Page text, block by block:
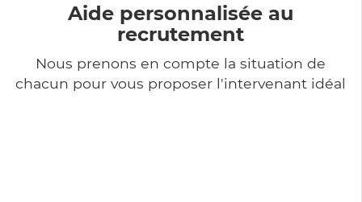
Aide personnalisée au
recrutement
Nous prenons en compte la situation de
chacun pour vous proposer l'intervenant idéal